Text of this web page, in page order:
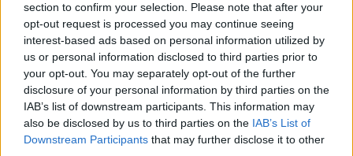
section to confirm your selection. Please note that after your
opt-out request is processed you may continue seeing
interest-based ads based on personal information utilized by
us or personal information disclosed to third parties prior to
your opt-out. You may separately opt-out of the further
disclosure of your personal information by third parties on the
IAB’s list of downstream participants. This information may
also be disclosed by us to third parties on the IAB’s List of
Downstream Participants that may further disclose it to other
para conducir y viajar por todo el mundo
La International Drivers Association te ofrece la posibilidad…
AUTOMOVIL